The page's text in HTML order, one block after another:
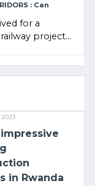
: Can
for a
project
in Rwanda